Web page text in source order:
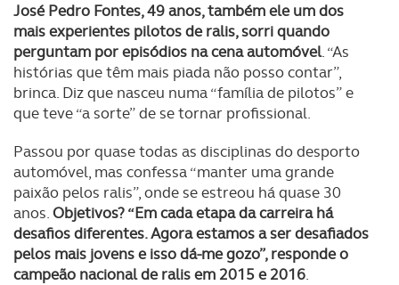
José Pedro Fontes, 49 anos, também ele um dos
mais experientes pilotos de ralis, sorri quando
perguntam por episódios na cena automóvel. “As
histórias que têm mais piada não posso contar”,
brinca. Diz que nasceu numa “família de pilotos” e
que teve “a sorte” de se tornar profissional.
Passou por quase todas as disciplinas do desporto
automóvel, mas confessa “manter uma grande
paixão pelos ralis”, onde se estreou há quase 30
anos.Objetivos? “Em cada etapa da carreira há
desafios diferentes. Agora estamos a ser desafiados
pelos mais jovens e isso dá-me gozo”, responde o
campeão nacional de ralis em 2015 e 2016.